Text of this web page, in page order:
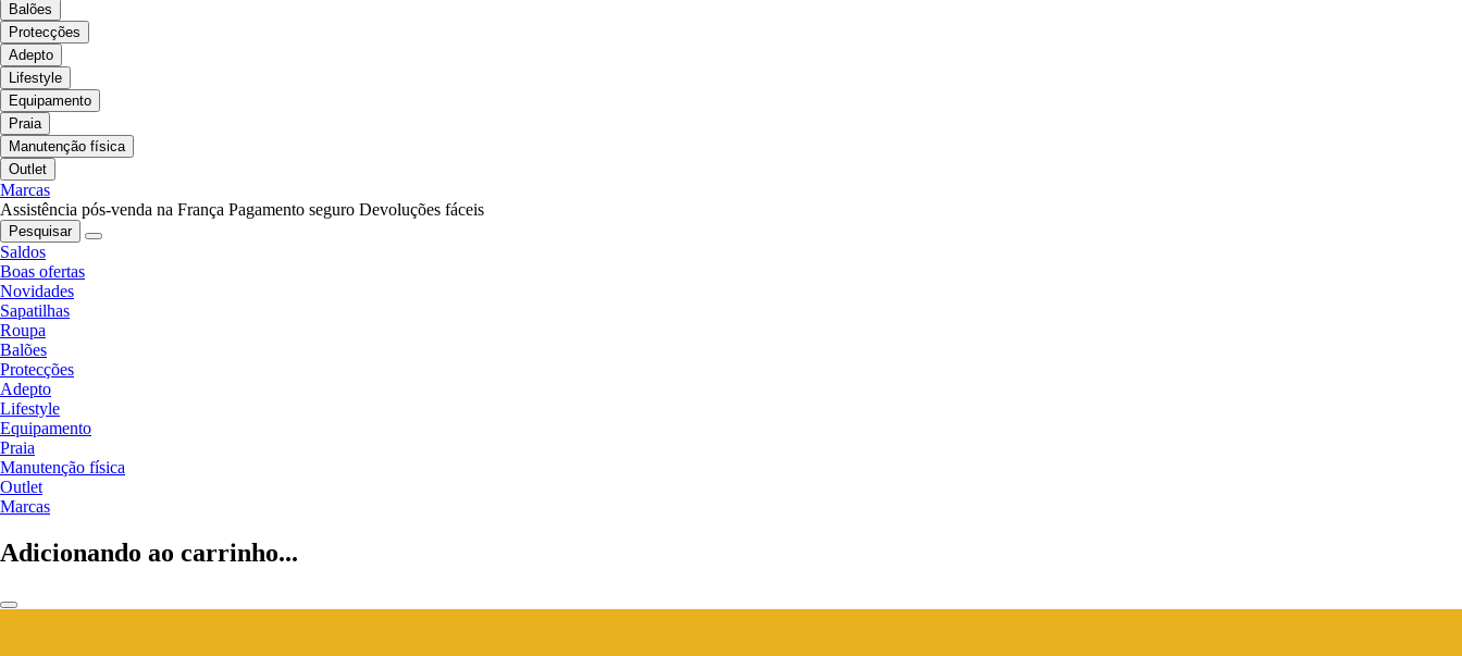
Balões
Protecções
Adepto
Lifestyle
Equipamento
Praia
Manutenção física
Outlet
Marcas
Assistência pós-venda na França Pagamento seguro Devoluções fáceis
Pesquisar
Saldos
Boas ofertas
Novidades
Sapatilhas
Roupa
Balões
Protecções
Adepto
Lifestyle
Equipamento
Praia
Manutenção física
Outlet
Marcas
Adicionando ao carrinho...